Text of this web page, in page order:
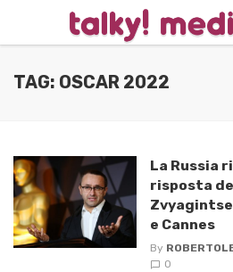
TAG: OSCAR 2022
La Russia
risposta
e Cannes
By
0